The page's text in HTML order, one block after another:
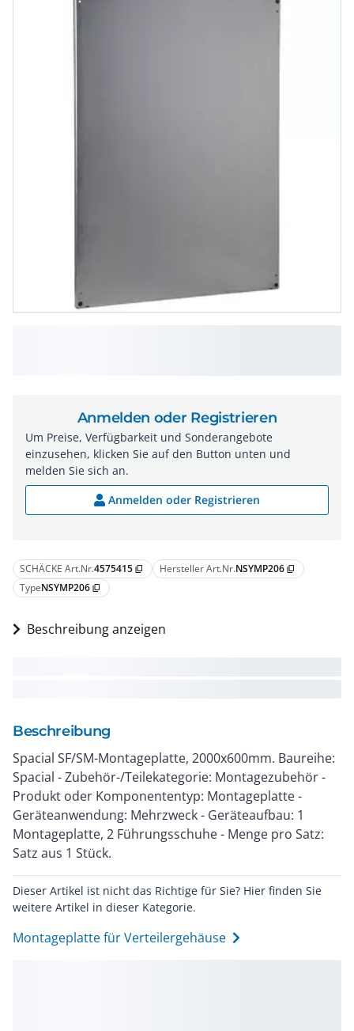
SCHÄCKE Art.Nr.4575415 content_copy Hersteller Art.Nr.NSYMP206 content_copy
TypeNSYMP206 content_copy
Beschreibung anzeigen
Beschreibung
Spacial SF/SM-Montageplatte, 2000x600mm. Baureihe:
Spacial - Zubehör-/Teilekategorie: Montagezubehör -
Produkt oder Komponententyp: Montageplatte -
Geräteanwendung: Mehrzweck - Geräteaufbau: 1
Montageplatte, 2 Führungsschuhe - Menge pro Satz:
Satz aus 1 Stück.
Dieser Artikel ist nicht das Richtige für Sie? Hier finden Sie
weitere Artikel in dieser Kategorie.
Montageplatte für Verteilergehäuse
Anmelden oder Registrieren
Um Preise, Verfügbarkeit und Sonderangebote
einzusehen, klicken Sie auf den Button unten und
melden Sie sich an.
Anmelden oder Registrieren